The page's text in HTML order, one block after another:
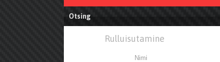
Otsing
Rulluisutamine
Nimi